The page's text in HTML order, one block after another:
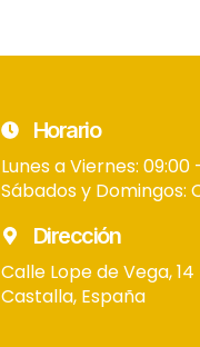
Horario
Lunes a Viernes: 09:00
Sábados y Domingos:
Dirección
Calle Lope de Vega, 14
Castalla, España